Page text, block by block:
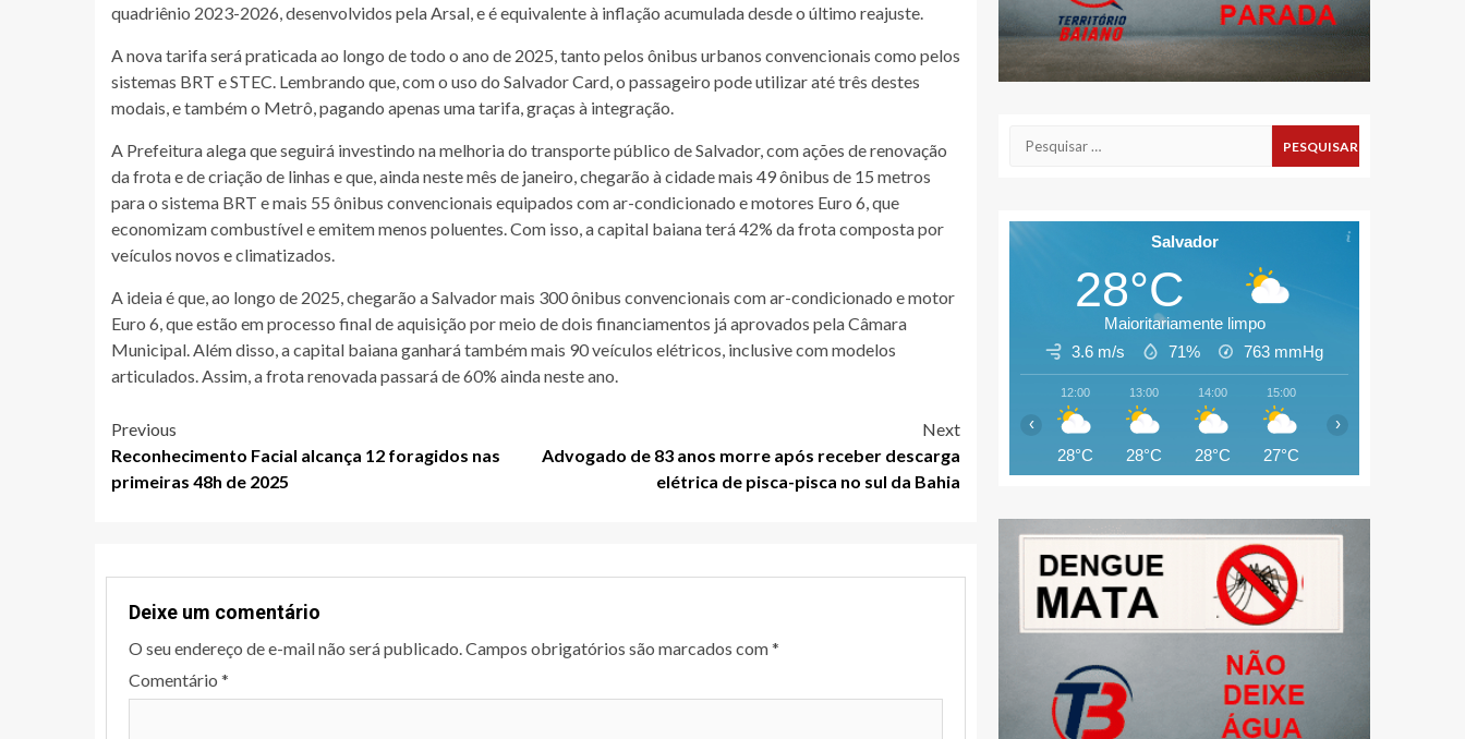
quadriênio 2023-2026, desenvolvidos pela Arsal, e é equivalente à inflação acumulada desde o último reajuste.
A nova tarifa será praticada ao longo de todo o ano de 2025, tanto pelos ônibus urbanos convencionais como pelos
sistemas BRT e STEC. Lembrando que, com o uso do Salvador Card, o passageiro pode utilizar até três destes
modais, e também o Metrô, pagando apenas uma tarifa, graças à integração.
A Prefeitura alega que seguirá investindo na melhoria do transporte público de Salvador, com ações de renovação
da frota e de criação de linhas e que, ainda neste mês de janeiro, chegarão à cidade mais 49 ônibus de 15 metros
para o sistema BRT e mais 55 ônibus convencionais equipados com ar-condicionado e motores Euro 6, que
economizam combustível e emitem menos poluentes. Com isso, a capital baiana terá 42% da frota composta por
veículos novos e climatizados.
A ideia é que, ao longo de 2025, chegarão a Salvador mais 300 ônibus convencionais com ar-condicionado e motor
Euro 6, que estão em processo final de aquisição por meio de dois financiamentos já aprovados pela Câmara
Municipal. Além disso, a capital baiana ganhará também mais 90 veículos elétricos, inclusive com modelos
articulados. Assim, a frota renovada passará de 60% ainda neste ano.
Post
navigation
Previous
Reconhecimento Facial alcança 12 foragidos nas
primeiras 48h de 2025
Next
Advogado de 83 anos morre após receber descarga
elétrica de pisca-pisca no sul da Bahia
Deixe um comentário
O seu endereço de e-mail não será publicado.Campos obrigatórios são marcados com*
Comentário *
Pesquisar
Salvador
28°C
Maioritariamente limpo
3.6 m/s
71% 763 mmHg
12:00
28°C
13:00
28°C
14:00
28°C
15:00
27°C
‹ ›